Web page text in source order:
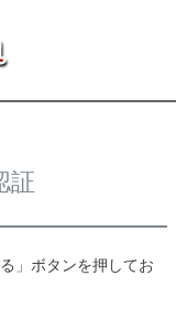
証
」ボタンを押してお